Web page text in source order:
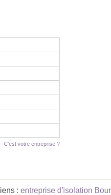
C'est votre entreprise ?
: entreprise d'isolation